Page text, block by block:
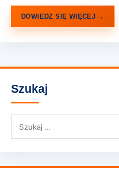
DOWIEDZ SIĘ WIĘCEJ
Szukaj